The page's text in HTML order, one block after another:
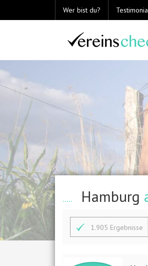
Wer bist du?
Hamburg
1.905 Ergebnisse